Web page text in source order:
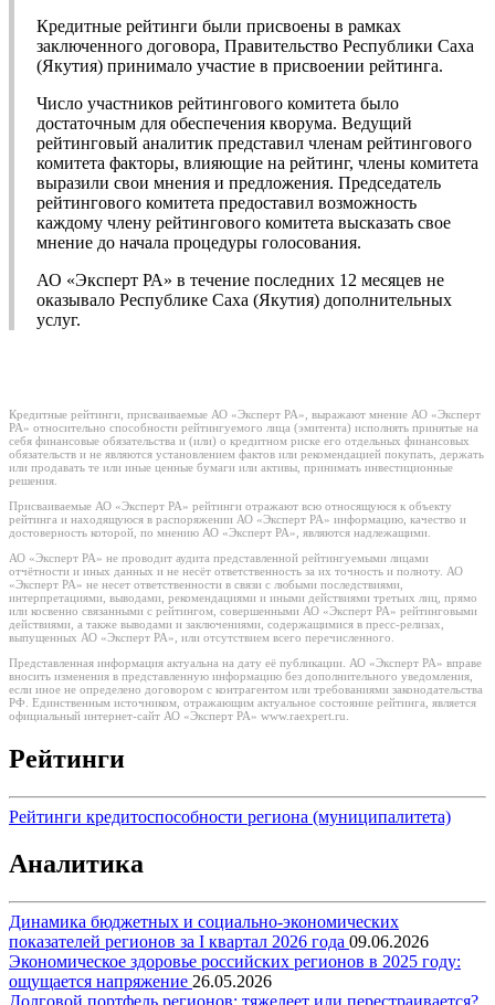
Кредитные рейтинги были присвоены в рамках
заключенного договора, Правительство Республики Саха
(Якутия) принимало участие в присвоении рейтинга.
Число участников рейтингового комитета было
достаточным для обеспечения кворума. Ведущий
рейтинговый аналитик представил членам рейтингового
комитета факторы, влияющие на рейтинг, члены комитета
выразили свои мнения и предложения. Председатель
рейтингового комитета предоставил возможность
каждому члену рейтингового комитета высказать свое
мнение до начала процедуры голосования.
АО «Эксперт РА» в течение последних 12 месяцев не
оказывало Республике Саха (Якутия) дополнительных
услуг.
Кредитные рейтинги, присваиваемые АО «Эксперт РА», выражают мнение АО «Эксперт
РА» относительно способности рейтингуемого лица (эмитента) исполнять принятые на
себя финансовые обязательства и (или) о кредитном риске его отдельных финансовых
обязательств и не являются установлением фактов или рекомендацией покупать, держать
или продавать те или иные ценные бумаги или активы, принимать инвестиционные
решения.
Присваиваемые АО «Эксперт РА» рейтинги отражают всю относящуюся к объекту
рейтинга и находящуюся в распоряжении АО «Эксперт РА» информацию, качество и
достоверность которой, по мнению АО «Эксперт РА», являются надлежащими.
АО «Эксперт РА» не проводит аудита представленной рейтингуемыми лицами
отчётности и иных данных и не несёт ответственность за их точность и полноту. АО
«Эксперт РА» не несет ответственности в связи с любыми последствиями,
интерпретациями, выводами, рекомендациями и иными действиями третьих лиц, прямо
или косвенно связанными с рейтингом, совершенными АО «Эксперт РА» рейтинговыми
действиями, а также выводами и заключениями, содержащимися в пресс-релизах,
выпущенных АО «Эксперт РА», или отсутствием всего перечисленного.
Представленная информация актуальна на дату её публикации. АО «Эксперт РА» вправе
вносить изменения в представленную информацию без дополнительного уведомления,
если иное не определено договором с контрагентом или требованиями законодательства
РФ. Единственным источником, отражающим актуальное состояние рейтинга, является
официальный интернет-сайт АО «Эксперт РА» www.raexpert.ru.
Рейтинги
Рейтинги кредитоспособности региона (муниципалитета)
Аналитика
Динамика бюджетных и социально-экономических
показателей регионов за I квартал 2026 года 09.06.2026
Экономическое здоровье российских регионов в 2025 году:
ощущается напряжение 26.05.2026
Долговой портфель регионов: тяжелеет или перестраивается?